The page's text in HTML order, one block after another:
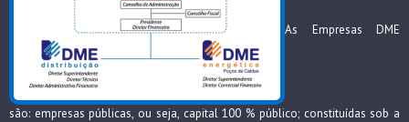
As Empresas DME
são: empresas públicas, ou seja, capital 100 % público; constituídas sob a